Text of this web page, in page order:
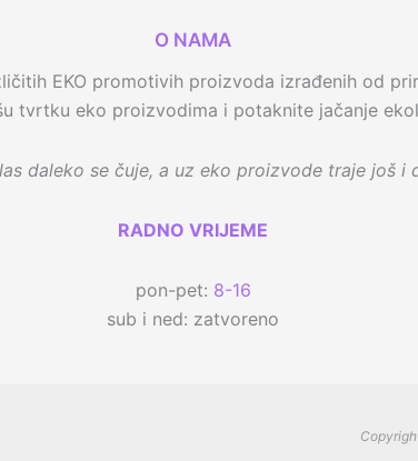
O NAMA
EKO promotivih proizvoda izrađenih od
tvrtku eko proizvodima i potaknite jačanje
daleko se čuje, a uz eko proizvode traje još i
RADNO VRIJEME
pon-pet: 8-16
sub i ned: zatvoreno